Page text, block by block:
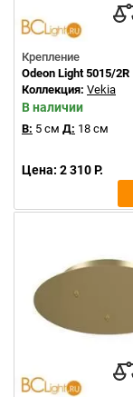
Крепление
Odeon Light 5015/2R
Коллекция: Vekia
В наличии
В: 5 см Д: 18 см
Цена: 2 310 Р.